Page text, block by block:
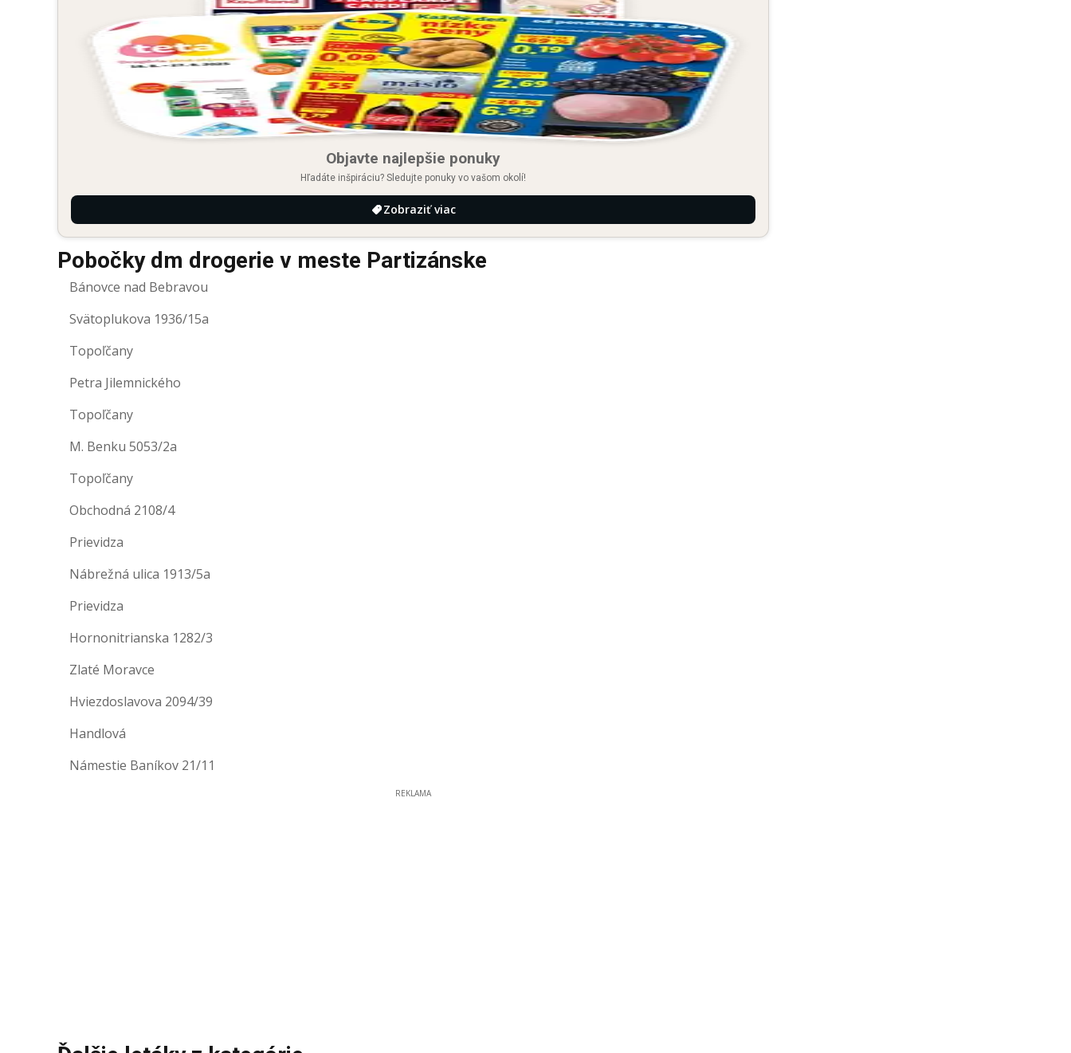
Objavte najlepšie ponuky
Hľadáte inšpiráciu? Sledujte ponuky vo vašom okolí!
Zobraziť viac
Pobočky dm drogerie v meste Partizánske
Bánovce nad Bebravou
Svätoplukova 1936/15a
Topoľčany
Petra Jilemnického
Topoľčany
M. Benku 5053/2a
Topoľčany
Obchodná 2108/4
Prievidza
Nábrežná ulica 1913/5a
Prievidza
Hornonitrianska 1282/3
Zlaté Moravce
Hviezdoslavova 2094/39
Handlová
Námestie Baníkov 21/11
REKLAMA